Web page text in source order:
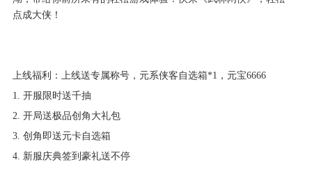
点成大侠！
上线福利：上线送专属称号，元系侠客自选箱*1，元宝6666
1. 开服限时送千抽
2. 开局送极品创角大礼包
3. 创角即送元卡自选箱
4. 新服庆典签到豪礼送不停